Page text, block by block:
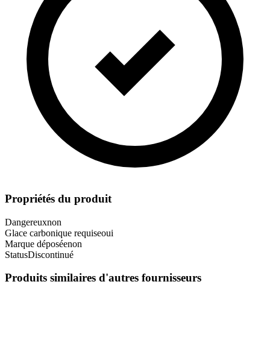
Propriétés du produit
Dangereuxnon
Glace carbonique requiseoui
Marque déposéenon
StatusDiscontinué
Produits similaires d'autres fournisseurs